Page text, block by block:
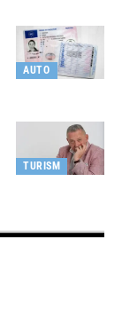
AUTO
TURISM